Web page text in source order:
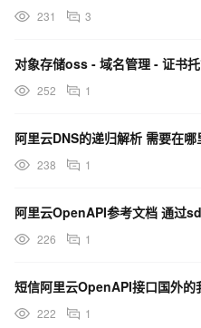
231 3
252 1
238 1
226 1
222 1